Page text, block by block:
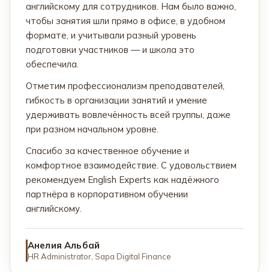
английскому для сотрудников. Нам было важно,
чтобы занятия шли прямо в офисе, в удобном
формате, и учитывали разный уровень
подготовки участников — и школа это
обеспечила.
Отметим профессионализм преподавателей,
гибкость в организации занятий и умение
удерживать вовлечённость всей группы, даже
при разном начальном уровне.
Спасибо за качественное обучение и
комфортное взаимодействие. С удовольствием
рекомендуем English Experts как надёжного
партнёра в корпоративном обучении
английскому.
Анелия Альбай
HR Administrator, Sapa Digital Finance